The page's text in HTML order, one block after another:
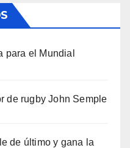
para el Mundial
de rugby John Semple
de último y gana la